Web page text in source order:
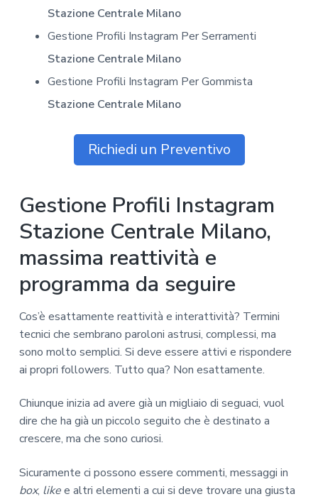
Stazione Centrale Milano
Gestione Profili Instagram Per Serramenti
Stazione Centrale Milano
Gestione Profili Instagram Per Gommista
Stazione Centrale Milano
Richiedi un Preventivo
Gestione Profili Instagram
Stazione Centrale Milano,
massima reattività e
programma da seguire
Cos’è esattamente reattività e interattività? Termini
tecnici che sembrano paroloni astrusi, complessi, ma
sono molto semplici. Si deve essere attivi e rispondere
ai propri followers. Tutto qua? Non esattamente.
Chiunque inizia ad avere già un migliaio di seguaci, vuol
dire che ha già un piccolo seguito che è destinato a
crescere, ma che sono curiosi.
Sicuramente ci possono essere commenti, messaggi in
box, likee altri elementi a cui si deve trovare una giusta